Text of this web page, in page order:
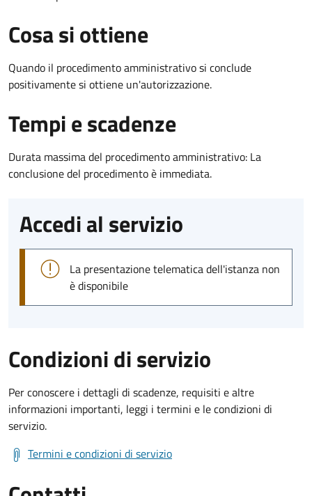
Cosa si ottiene
Quando il procedimento amministrativo si conclude
positivamente si ottiene un'autorizzazione.
Tempi e scadenze
Durata massima del procedimento amministrativo: La
conclusione del procedimento è immediata.
Accedi al servizio
La presentazione telematica dell'istanza non
è disponibile
Condizioni di servizio
Per conoscere i dettagli di scadenze, requisiti e altre
informazioni importanti, leggi i termini e le condizioni di
servizio.
Termini e condizioni di servizio